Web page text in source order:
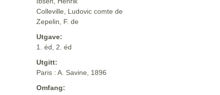
Colleville, Ludovic comte de
Zepelin, F. de
Utgave:
1. éd, 2. éd
Utgitt:
Paris : A. Savine, 1896
Omfang: